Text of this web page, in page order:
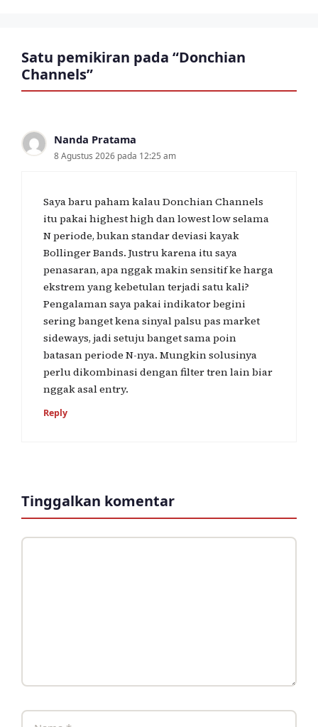
Satu pemikiran pada “Donchian
Channels”
Nanda Pratama
8 Agustus 2026 pada 12:25 am
Saya baru paham kalau Donchian Channels
itu pakai highest high dan lowest low selama
N periode, bukan standar deviasi kayak
Bollinger Bands. Justru karena itu saya
penasaran, apa nggak makin sensitif ke harga
ekstrem yang kebetulan terjadi satu kali?
Pengalaman saya pakai indikator begini
sering banget kena sinyal palsu pas market
sideways, jadi setuju banget sama poin
batasan periode N-nya. Mungkin solusinya
perlu dikombinasi dengan filter tren lain biar
nggak asal entry.
Reply
Tinggalkan komentar
Komentar
Nama
Surel
Situs